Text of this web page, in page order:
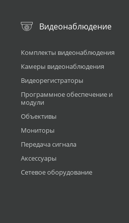
Видеонаблюдение
Комплекты видеонаблюдения
Камеры видеонаблюдения
Видеорегистраторы
Программное обеспечение и
модули
Объективы
Мониторы
Передача сигнала
Аксессуары
Сетевое оборудование